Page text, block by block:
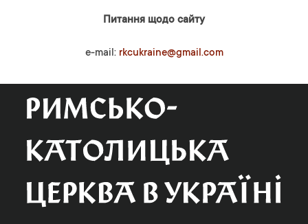
Питання щодо сайту
e-mail: rkcukraine@gmail.com